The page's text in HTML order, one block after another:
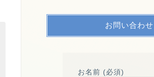
お問い合わせ
お名前 (必須)